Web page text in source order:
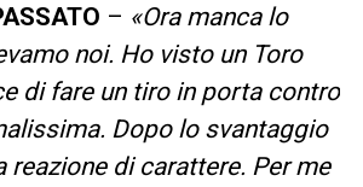
– «Ora manca lo
noi. Ho visto un Toro
di fare un tiro in porta contro
Dopo lo svantaggio
reazione di carattere. Per me